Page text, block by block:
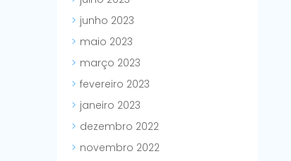
junho 2023
maio 2023
março 2023
fevereiro 2023
janeiro 2023
dezembro 2022
novembro 2022